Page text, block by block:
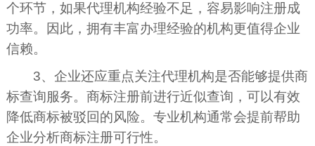
个环节，如果代理机构经验不足，容易影响注册成
功率。因此，拥有丰富办理经验的机构更值得企业
信赖。
3、企业还应重点关注代理机构是否能够提供商
标查询服务。商标注册前进行近似查询，可以有效
降低商标被驳回的风险。专业机构通常会提前帮助
企业分析商标注册可行性。